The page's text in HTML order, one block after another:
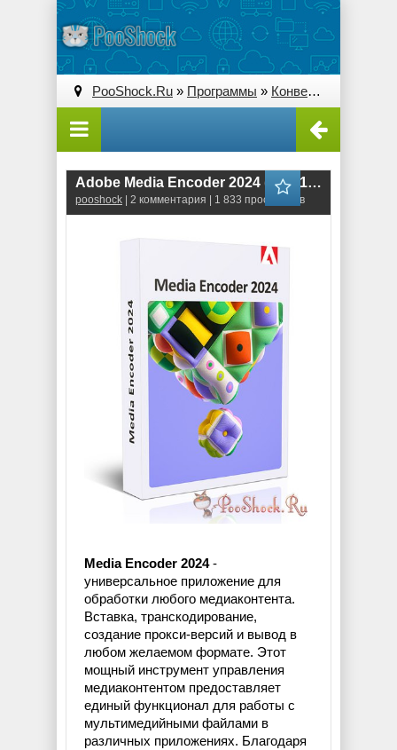
PooShock.Ru » Программы » Конверторы
Adobe Media Encoder 2024 (24.4.1.002)
pooshock | 2 комментария | 1 833 просмотров
Media Encoder 2024-
универсальное приложение для
обработки любого медиаконтента.
Вставка, транскодирование,
создание прокси-версий и вывод в
любом желаемом формате. Этот
мощный инструмент управления
медиаконтентом предоставляет
единый функционал для работы с
мультимедийными файлами в
различных приложениях. Благодаря